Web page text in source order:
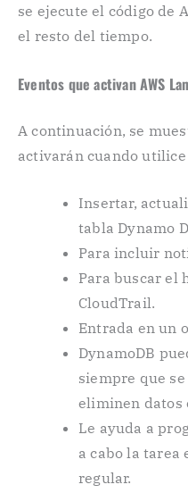
se ejecute el código de
el resto del tiempo.
Eventos que activan AWS
A continuación, se
activarán cuando utilice
Insertar,
tabla Dynamo
Para incluir
Para buscar el
CloudTrail.
Entrada en un
DynamoDB
siempre que
eliminen datos
Le ayuda a
a cabo la tarea
regular.